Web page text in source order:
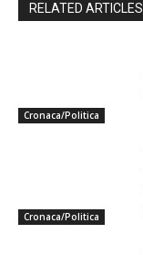
RELATED ARTICLES
Cronaca/Politica
Cronaca/Politica